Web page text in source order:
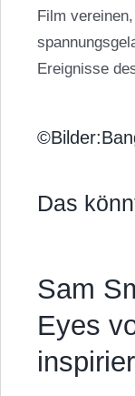
Film
Ereignisse
Das
Sam
Eyes